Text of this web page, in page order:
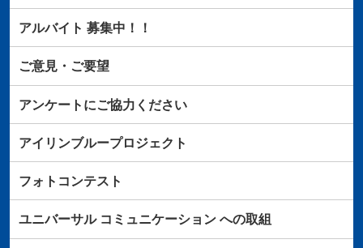
アルバイト 募集中！！
ご意見・ご要望
アンケートにご協力ください
アイリンブループロジェクト
フォトコンテスト
ユニバーサルコミュニケーションへの取組